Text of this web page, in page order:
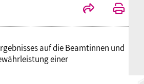
auf die Beamtinnen und
einer